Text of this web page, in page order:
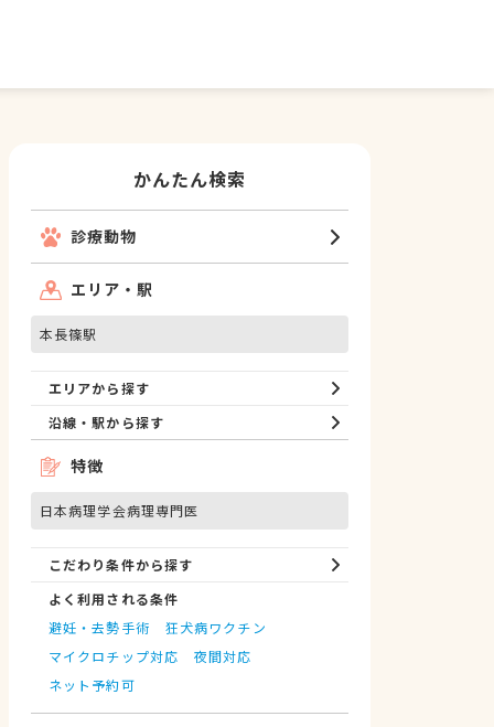
かんたん検索
診療動物
エリア・駅
本長篠駅
エリアから探す
沿線・駅から探す
特徴
日本病理学会病理専門医
こだわり条件から探す
よく利用される条件
避妊・去勢手術
狂犬病ワクチン
マイクロチップ対応
夜間対応
ネット予約可